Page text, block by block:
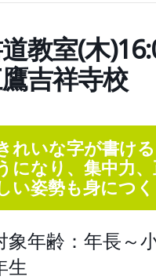
教室(木
吉祥寺校
れいな字が書け
になり、集中力
い姿勢も身につく
象年齢：年長～
生